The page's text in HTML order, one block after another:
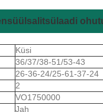
Küsi
36/37/38-51/53-43
26-36-24/25-61-37-24
2
VO1750000
Jah